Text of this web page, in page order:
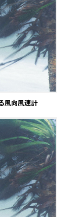
風向風速計